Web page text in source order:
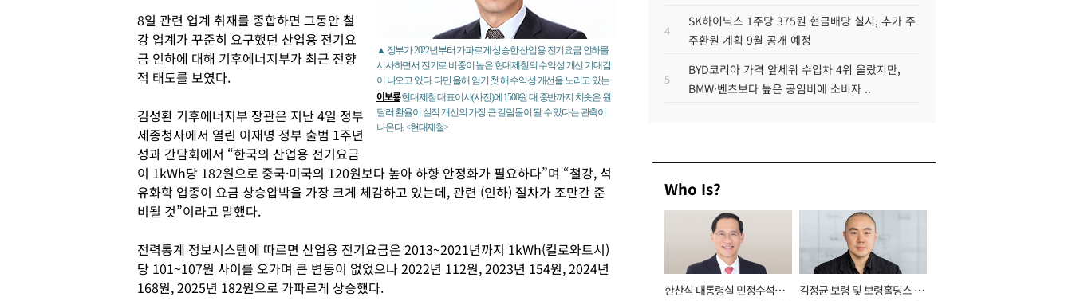
▲ 정부가 2022년부터 가파르게 상승한 산업용 전기요금 인하를
시사하면서 전기로 비중이 높은 현대제철의 수익성 개선 기대감
이 나오고 있다. 다만 올해 임기 첫 해 수익성 개선을 노리고 있는
이보룡현대제철 대표이사(사진)에 1500원 대 중반까지 치솟은 원
달러 환율이 실적 개선의 가장 큰 걸림돌이 될 수 있다는 관측이
나온다. <현대제철>
8일 관련 업계 취재를 종합하면 그동안 철
강 업계가 꾸준히 요구했던 산업용 전기요
금 인하에 대해 기후에너지부가 최근 전향
적 태도를 보였다.
김성환 기후에너지부 장관은 지난 4일 정부
세종청사에서 열린 이재명 정부 출범 1주년
성과 간담회에서 “한국의 산업용 전기요금
이 1kWh당 182원으로 중국·미국의 120원보다 높아 하향 안정화가 필요하다”며 “철강, 석
유화학 업종이 요금 상승압박을 가장 크게 체감하고 있는데, 관련 (인하) 절차가 조만간 준
비될 것”이라고 말했다.
전력통계 정보시스템에 따르면 산업용 전기요금은 2013~2021년까지 1kWh(킬로와트시)
당 101~107원 사이를 오가며 큰 변동이 없었으나 2022년 112원, 2023년 154원, 2024년
168원, 2025년 182원으로 가파르게 상승했다.
4
SK하이닉스 1주당 375원 현금배당 실시, 추가 주
주환원 계획 9월 공개 예정
5
BYD코리아 가격 앞세워 수입차 4위 올랐지만,
BMW·벤츠보다 높은 공임비에 소비자 ..
Who Is?
한찬식 대통령실 민정수석비
김정균 보령 및 보령홀딩스 대